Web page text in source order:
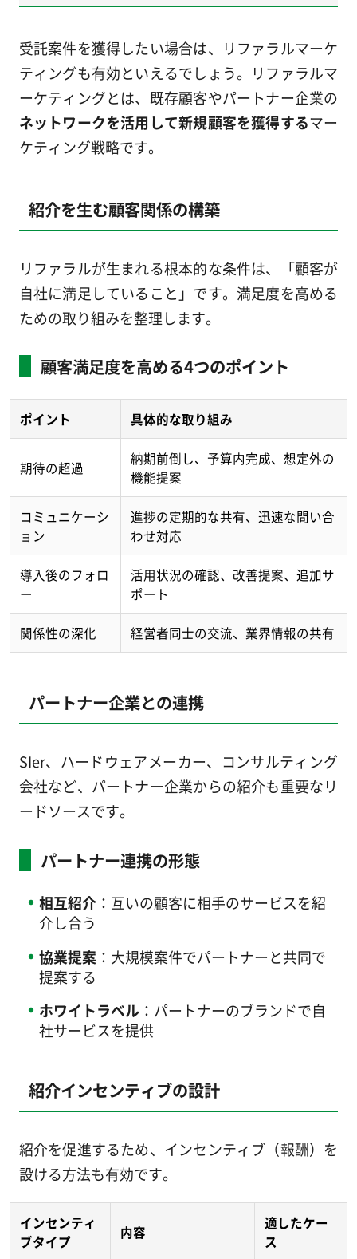
受託案件を獲得したい場合は、リファラルマーケ
ティングも有効といえるでしょう。リファラルマ
ーケティングとは、既存顧客やパートナー企業の
ネットワークを活用して新規顧客を獲得するマー
ケティング戦略です。
紹介を生む顧客関係の構築
リファラルが生まれる根本的な条件は、「顧客が
自社に満足していること」です。満足度を高める
ための取り組みを整理します。
顧客満足度を高める4つのポイント
ポイント 具体的な取り組み
期待の超過
納期前倒し、予算内完成、想定外の
機能提案
コミュニケーシ
ョン
進捗の定期的な共有、迅速な問い合
わせ対応
導入後のフォロ
ー
活用状況の確認、改善提案、追加サ
ポート
関係性の深化 経営者同士の交流、業界情報の共有
パートナー企業との連携
SIer、ハードウェアメーカー、コンサルティング
会社など、パートナー企業からの紹介も重要なリ
ードソースです。
パートナー連携の形態
相互紹介：互いの顧客に相手のサービスを紹
介し合う
協業提案 ：大規模案件でパートナーと共同で
提案する
ホワイトラベル：パートナーのブランドで自
社サービスを提供
紹介インセンティブの設計
紹介を促進するため、インセンティブ（報酬）を
設ける方法も有効です。
インセンティ
ブタイプ
内容
適したケー
ス